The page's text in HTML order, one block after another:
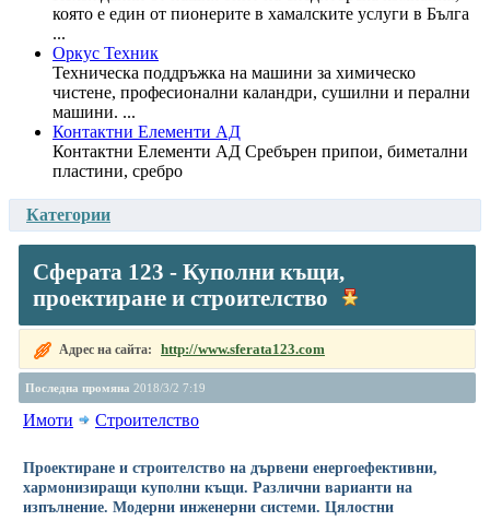
която е един от пионерите в хамалските услуги в Бълга
...
Оркус Техник
Техническа поддръжка на машини за химическо
чистене, професионални каландри, сушилни и перални
машини. ...
Контактни Елементи АД
Контактни Елементи АД Сребърен припои, биметални
пластини, сребро
Категории
Сферата 123 - Куполни къщи,
проектиране и строителство
Адрес на сайта: http://www.sferata123.com
Последна промяна 2018/3/2 7:19
Имоти Строителство
Проектиране и строителство на дървени енергоефективни,
хармонизиращи куполни къщи. Различни варианти на
изпълнение. Модерни инженерни системи. Цялостни